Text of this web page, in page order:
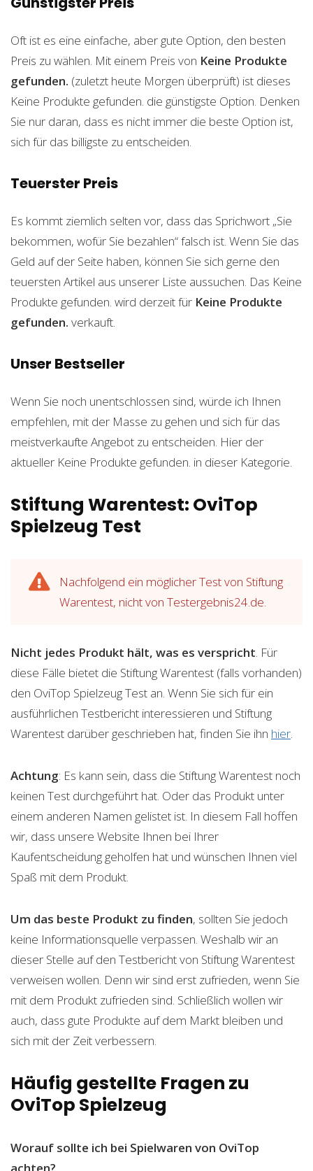
Oft ist es eine einfache, aber gute Option, den besten
Preis zu wählen. Mit einem Preis von Keine Produkte
gefunden. (zuletzt heute Morgen überprüft) ist dieses
Keine Produkte gefunden. die günstigste Option. Denken
Sie nur daran, dass es nicht immer die beste Option ist,
sich für das billigste zu entscheiden.
Teuerster Preis
Es kommt ziemlich selten vor, dass das Sprichwort „Sie
bekommen, wofür Sie bezahlen“ falsch ist. Wenn Sie das
Geld auf der Seite haben, können Sie sich gerne den
teuersten Artikel aus unserer Liste aussuchen. Das Keine
Produkte gefunden. wird derzeit für Keine Produkte
gefunden. verkauft.
Unser Bestseller
Wenn Sie noch unentschlossen sind, würde ich Ihnen
empfehlen, mit der Masse zu gehen und sich für das
meistverkaufte Angebot zu entscheiden. Hier der
aktueller Keine Produkte gefunden. in dieser Kategorie.
Stiftung Warentest: OviTop
Spielzeug Test
Nachfolgend ein möglicher Test von Stiftung
Warentest, nicht von Testergebnis24.de.
Nicht jedes Produkt hält, was es verspricht. Für
diese Fälle bietet die Stiftung Warentest (falls vorhanden)
den OviTop Spielzeug Test an. Wenn Sie sich für ein
ausführlichen Testbericht interessieren und Stiftung
Warentest darüber geschrieben hat, finden Sie ihn hier.
Achtung: Es kann sein, dass die Stiftung Warentest noch
keinen Test durchgeführt hat. Oder das Produkt unter
einem anderen Namen gelistet ist. In diesem Fall hoffen
wir, dass unsere Website Ihnen bei Ihrer
Kaufentscheidung geholfen hat und wünschen Ihnen viel
Spaß mit dem Produkt.
Um das beste Produkt zu finden, sollten Sie jedoch
keine Informationsquelle verpassen. Weshalb wir an
dieser Stelle auf den Testbericht von Stiftung Warentest
verweisen wollen. Denn wir sind erst zufrieden, wenn Sie
mit dem Produkt zufrieden sind. Schließlich wollen wir
auch, dass gute Produkte auf dem Markt bleiben und
sich mit der Zeit verbessern.
Häufig gestellte Fragen zu
OviTop Spielzeug
Worauf sollte ich bei Spielwaren von OviTop